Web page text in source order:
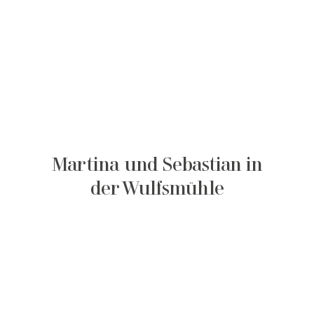
Martina und Sebastian in
der Wulfsmühle